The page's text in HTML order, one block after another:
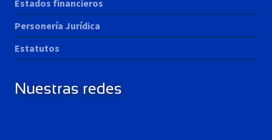
Estados financieros
Personería Jurídica
Estatutos
Nuestras redes